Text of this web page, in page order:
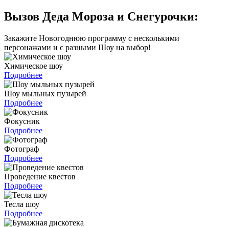
Вызов Деда Мороза и Снегурочки:
Закажите Новогоднюю программу с несколькими
персонажами и с разными Шоу на выбор!
Химическое шоу
Подробнее
Шоу мыльных пузырей
Подробнее
Фокусник
Подробнее
Фотограф
Подробнее
Проведение квестов
Подробнее
Тесла шоу
Подробнее